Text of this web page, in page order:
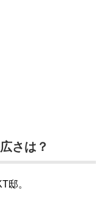
さは？
邸。